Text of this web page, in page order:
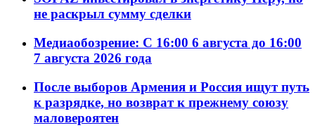
не раскрыл сумму сделки
Медиаобозрение: С 16:00 6 августа до 16:00
7 августа 2026 года
После выборов Армения и Россия ищут путь
к разрядке, но возврат к прежнему союзу
маловероятен